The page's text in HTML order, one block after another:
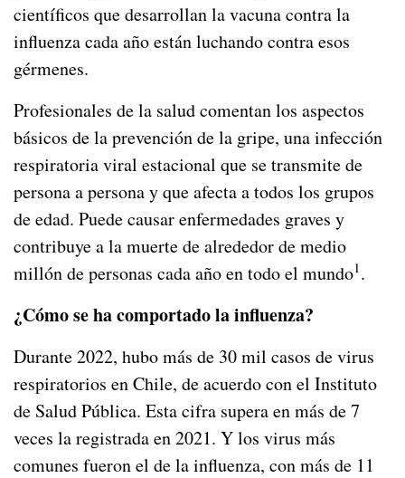
científicos que desarrollan la vacuna contra la
influenza cada año están luchando contra esos
gérmenes.
Profesionales de la salud comentan los aspectos
básicos de la prevención de la gripe, una infección
respiratoria viral estacional que se transmite de
persona a persona y que afecta a todos los grupos
de edad. Puede causar enfermedades graves y
contribuye a la muerte de alrededor de medio
millón de personas cada año en todo el mundo1.
¿Cómo se ha comportado la influenza?
Durante 2022, hubo más de 30 mil casos de virus
respiratorios en Chile, de acuerdo con el Instituto
de Salud Pública. Esta cifra supera en más de 7
veces la registrada en 2021. Y los virus más
comunes fueron el de la influenza, con más de 11